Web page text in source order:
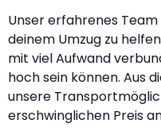
Unser erfahrenes
deinem Umzug zu
mit viel Aufwand
hoch sein können. Aus
unsere
erschwinglichen Preis